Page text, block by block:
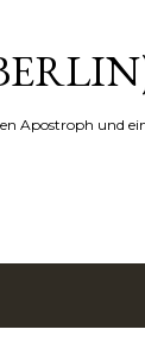
Apostroph und